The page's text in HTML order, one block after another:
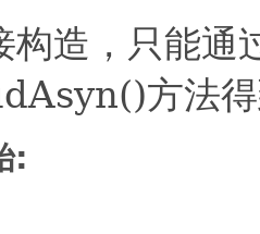
构造，只能
方法
: